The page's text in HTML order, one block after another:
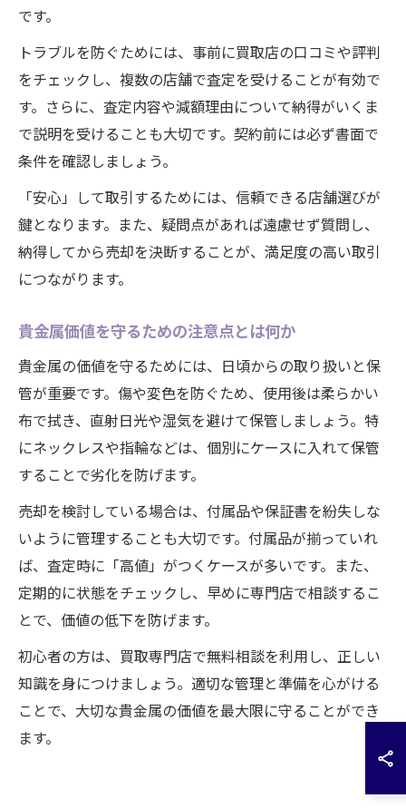
です。
トラブルを防ぐためには、事前に買取店の口コミや評判
をチェックし、複数の店舗で査定を受けることが有効で
す。さらに、査定内容や減額理由について納得がいくま
で説明を受けることも大切です。契約前には必ず書面で
条件を確認しましょう。
「安心」して取引するためには、信頼できる店舗選びが
鍵となります。また、疑問点があれば遠慮せず質問し、
納得してから売却を決断することが、満足度の高い取引
につながります。
貴金属価値を守るための注意点とは何か
貴金属の価値を守るためには、日頃からの取り扱いと保
管が重要です。傷や変色を防ぐため、使用後は柔らかい
布で拭き、直射日光や湿気を避けて保管しましょう。特
にネックレスや指輪などは、個別にケースに入れて保管
することで劣化を防げます。
売却を検討している場合は、付属品や保証書を紛失しな
いように管理することも大切です。付属品が揃っていれ
ば、査定時に「高値」がつくケースが多いです。また、
定期的に状態をチェックし、早めに専門店で相談するこ
とで、価値の低下を防げます。
初心者の方は、買取専門店で無料相談を利用し、正しい
知識を身につけましょう。適切な管理と準備を心がける
ことで、大切な貴金属の価値を最大限に守ることができ
ます。